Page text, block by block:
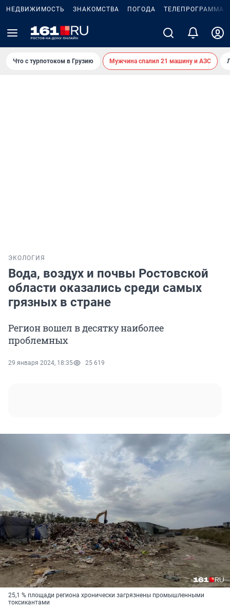
НЕДВИЖИМОСТЬ ЗНАКОМСТВА ПОГОДА ТЕЛЕПРОГРАММА
Что с турпотоком в Грузию Мужчина спалил 21 машину и АЗС
ЭКОЛОГИЯ
Вода, воздух и почвы Ростовской
области оказались среди самых
грязных в стране
Регион вошел в десятку наиболее
проблемных
29 января 2024, 18:35 25 619
25,1 % площади региона хронически загрязнены промышленными
токсикантами